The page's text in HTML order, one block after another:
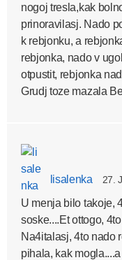
nogoj tresla,kak
prinoravilasj. Nado
k rebjonku, a
rebjonka, nado v
otpustit, rebjonka
Grudj toze mazala
lisalenka 27.
U menja bilo takoje,
soske....Et ottogo,
Na4italasj, 4to nado
pihala, kak